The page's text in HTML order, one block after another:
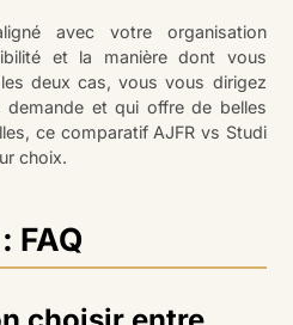
avec votre organisation
et la manière dont vous
deux cas, vous vous dirigez
et qui offre de belles
ce comparatif AJFR vs Studi
choix.
FAQ